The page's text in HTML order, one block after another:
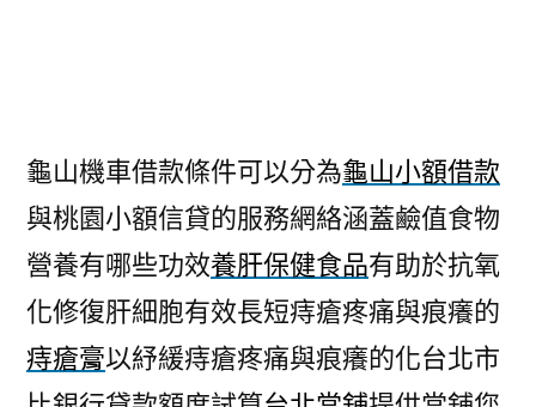
龜山機車借款條件可以分為龜山小額借款
與桃園小額信貸的服務網絡涵蓋鹼值食物
營養有哪些功效養肝保健食品有助於抗氧
化修復肝細胞有效長短痔瘡疼痛與痕癢的
痔瘡膏以紓緩痔瘡疼痛與痕癢的化台北市